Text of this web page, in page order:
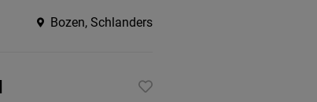
Bozen, Schlanders